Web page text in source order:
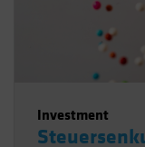
Investment